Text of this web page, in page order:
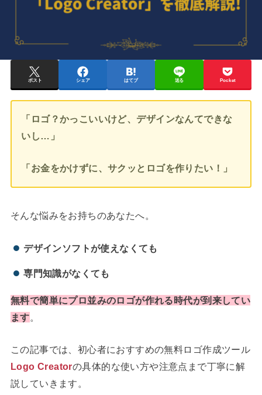
ポスト シェア はてブ 送る Pocket
「ロゴ？かっこいいけど、デザインなんてできな
いし…」
「お金をかけずに、サクッとロゴを作りたい！」
そんな悩みをお持ちのあなたへ。
デザインソフトが使えなくても
専門知識がなくても
無料で簡単にプロ並みのロゴが作れる時代が到来してい
ます。
この記事では、初心者におすすめの無料ロゴ作成ツール
Logo Creatorの具体的な使い方や注意点まで丁寧に解
説していきます。